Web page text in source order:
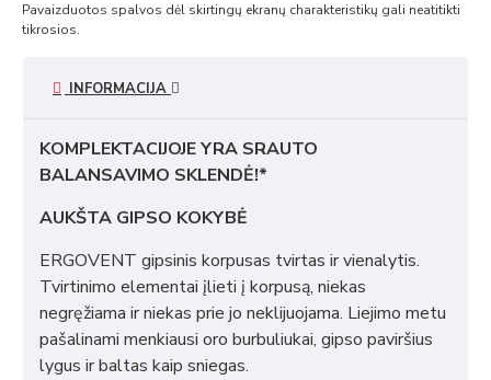
Pavaizduotos spalvos dėl skirtingų ekranų charakteristikų gali neatitikti
tikrosios.
INFORMACIJA
KOMPLEKTACIJOJE YRA SRAUTO
BALANSAVIMO SKLENDĖ!*
AUKŠTA GIPSO KOKYBĖ
ERGOVENT gipsinis korpusas tvirtas ir vienalytis.
Tvirtinimo elementai įlieti į korpusą, niekas
negręžiama ir niekas prie jo neklijuojama. Liejimo metu
pašalinami menkiausi oro burbuliukai, gipso paviršius
lygus ir baltas kaip sniegas.